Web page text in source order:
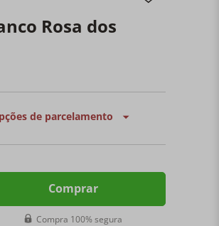
Rosa dos
de parcelamento
Comprar
Compra 100% segura